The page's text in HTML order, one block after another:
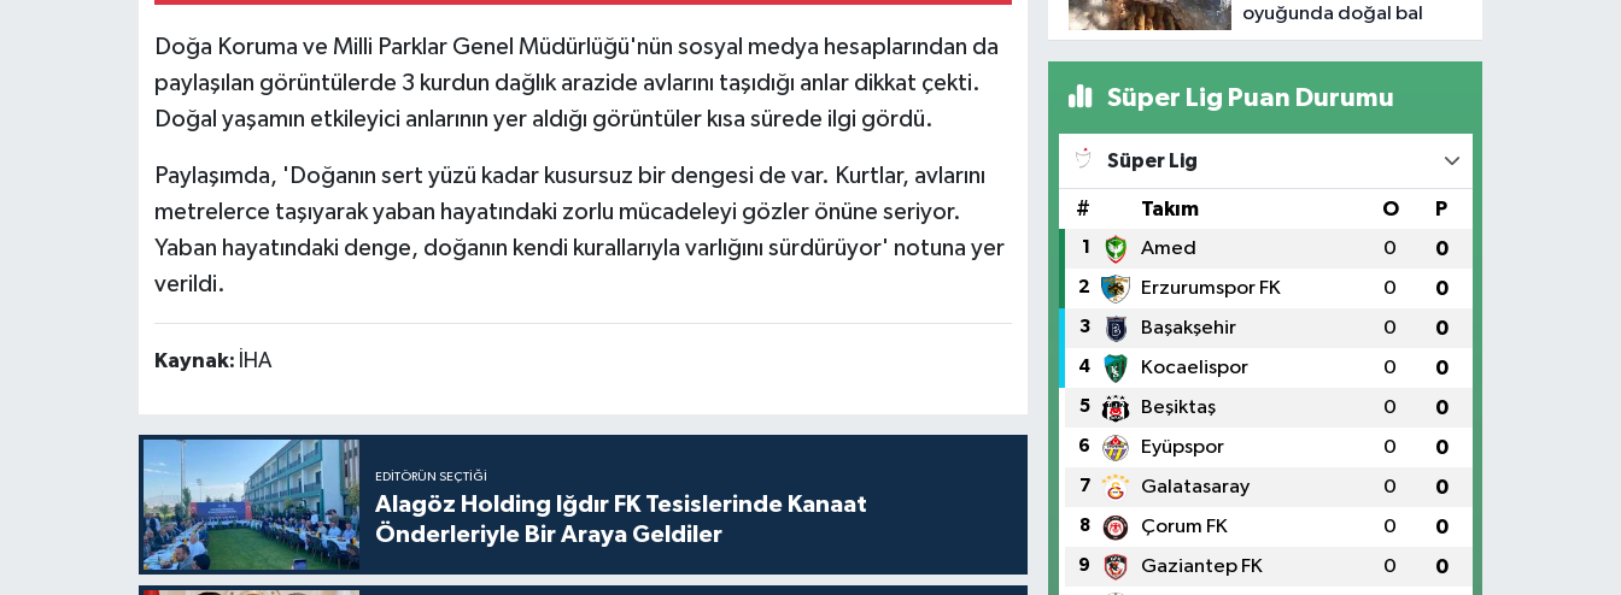
Doğa Koruma ve Milli Parklar Genel Müdürlüğü'nün sosyal medya hesaplarından da
paylaşılan görüntülerde 3 kurdun dağlık arazide avlarını taşıdığı anlar dikkat çekti.
Doğal yaşamın etkileyici anlarının yer aldığı görüntüler kısa sürede ilgi gördü.
Paylaşımda, 'Doğanın sert yüzü kadar kusursuz bir dengesi de var. Kurtlar, avlarını
metrelerce taşıyarak yaban hayatındaki zorlu mücadeleyi gözler önüne seriyor.
Yaban hayatındaki denge, doğanın kendi kurallarıyla varlığını sürdürüyor' notuna yer
verildi.
Kaynak: İHA
EDITÖRÜN SEÇTIĞI
Alagöz Holding Iğdır FK Tesislerinde Kanaat
Önderleriyle Bir Araya Geldiler
oyuğunda doğal bal
Süper Lig Puan Durumu
Süper Lig
# Takım O P
1 Amed 0 0
2 Erzurumspor FK 0 0
3 Başakşehir 0 0
4 Kocaelispor 0 0
5 Beşiktaş 0 0
6 Eyüpspor 0 0
7 Galatasaray 0 0
8 Çorum FK 0 0
9 Gaziantep FK 0 0